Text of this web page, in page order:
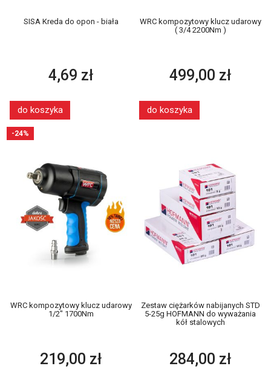
SISA Kreda do opon - biała
4,69 zł
do koszyka
WRC kompozytowy klucz udarowy
( 3/4 2200Nm )
499,00 zł
do koszyka
WRC kompozytowy klucz udarowy
1/2" 1700Nm
219,00 zł
-24%
Zestaw ciężarków nabijanych STD
5-25g HOFMANN do wyważania
kół stalowych
284,00 zł